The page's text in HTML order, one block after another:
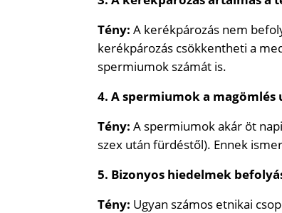
Tény: A kerékpározás nem
kerékpározás csökkentheti a
spermiumok számát is.
4. A spermiumok a
Tény: A spermiumok akár öt
szex után fürdéstől). Ennek
5. Bizonyos hiedelmek
Tény: Ugyan számos etnikai